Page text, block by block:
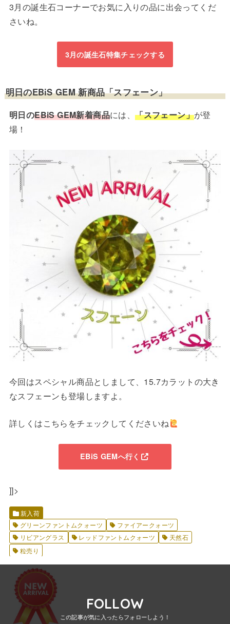
3月の誕生石コーナーでお気に入りの品に出会ってくだ
さいね。
3月の誕生石特集チェックする
明日のEBiS GEM 新商品「スフェーン」
明日のEBiS GEM新着商品には、「スフェーン」が登
場！
今回はスペシャル商品としまして、15.7カラットの大き
なスフェーンも登場しますよ。
詳しくはこちらをチェックしてくださいね
EBiS GEMへ行く
]]>
新入荷
グリーンファントムクォーツ
ファイアークォーツ
リビアングラス
レッドファントムクォーツ
天然石
粒売り
FOLLOW